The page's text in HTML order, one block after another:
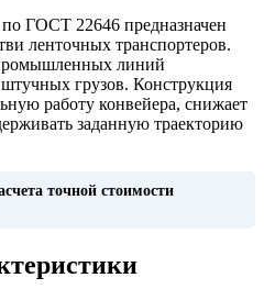
ГОСТ 22646 предназначен
ленточных транспортеров.
линий
грузов. Конструкция
работу конвейера, снижает
заданную траекторию
точной стоимости